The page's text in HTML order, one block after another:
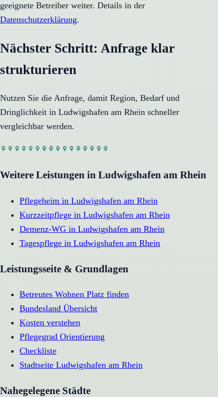
geeignete Betreiber weiter. Details in der
Datenschutzerklärung.
Nächster Schritt: Anfrage klar
strukturieren
Nutzen Sie die Anfrage, damit Region, Bedarf und
Dringlichkeit in Ludwigshafen am Rhein schneller
vergleichbar werden.
Weitere Leistungen in Ludwigshafen am Rhein
Pflegeheim in Ludwigshafen am Rhein
Kurzzeitpflege in Ludwigshafen am Rhein
Demenz-WG in Ludwigshafen am Rhein
Tagespflege in Ludwigshafen am Rhein
Leistungsseite & Grundlagen
Betreutes Wohnen Platz finden
Bundesland Übersicht
Kosten verstehen
Pflegegrad Orientierung
Checkliste
Stadtseite Ludwigshafen am Rhein
Nahegelegene Städte